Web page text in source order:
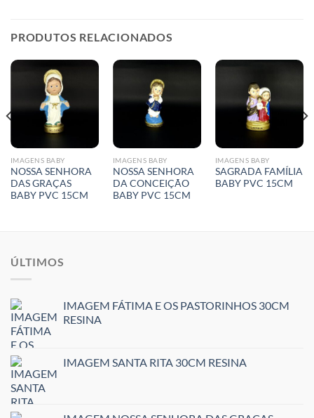
PRODUTOS RELACIONADOS
IMAGENS BABY
NOSSA SENHORA
DAS GRAÇAS
BABY PVC 15CM
IMAGENS BABY
NOSSA SENHORA
DA CONCEIÇÃO
BABY PVC 15CM
IMAGENS BABY
SAGRADA FAMÍLIA
BABY PVC 15CM
ÚLTIMOS
IMAGEM FÁTIMA E OS PASTORINHOS 30CM
RESINA
IMAGEM SANTA RITA 30CM RESINA